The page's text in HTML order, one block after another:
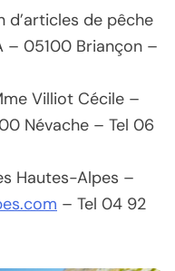
d’articles de pêche
– 05100 Briançon –
Villiot Cécile –
Névache – Tel 06
Hautes-Alpes –
– Tel 04 92